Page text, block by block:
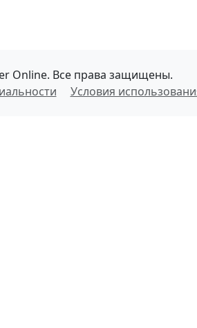
Online. Все права защищены.
Условия